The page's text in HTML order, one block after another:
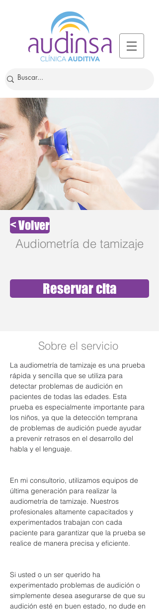
< Volver
Audiometría de tamizaje
Reservar cita
Sobre el servicio
La audiometría de tamizaje es una prueba
rápida y sencilla que se utiliza para
detectar problemas de audición en
pacientes de todas las edades. Esta
prueba es especialmente importante para
los niños, ya que la detección temprana
de problemas de audición puede ayudar
a prevenir retrasos en el desarrollo del
habla y el lenguaje.
En mi consultorio, utilizamos equipos de
última generación para realizar la
audiometría de tamizaje. Nuestros
profesionales altamente capacitados y
experimentados trabajan con cada
paciente para garantizar que la prueba se
realice de manera precisa y eficiente.
Si usted o un ser querido ha
experimentado problemas de audición o
simplemente desea asegurarse de que su
audición esté en buen estado, no dude en